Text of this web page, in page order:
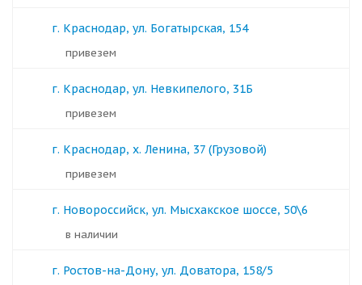
г. Краснодар, ул. Богатырская, 154
Привезем
г. Краснодар, ул. Невкипелого, 31Б
Привезем
г. Краснодар, х. Ленина, 37 (Грузовой)
Привезем
г. Новороссийск, ул. Мысхакское шоссе, 50\6
в наличии
г. Ростов-на-Дону, ул. Доватора, 158/5